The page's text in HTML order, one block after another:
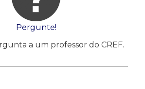
Pergunte!
a um professor do CREF.